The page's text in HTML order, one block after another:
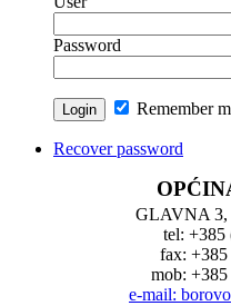
Password
Remember
Recover password
GLAVNA 3,
tel: +385
fax: +385
mob:
e-mail: